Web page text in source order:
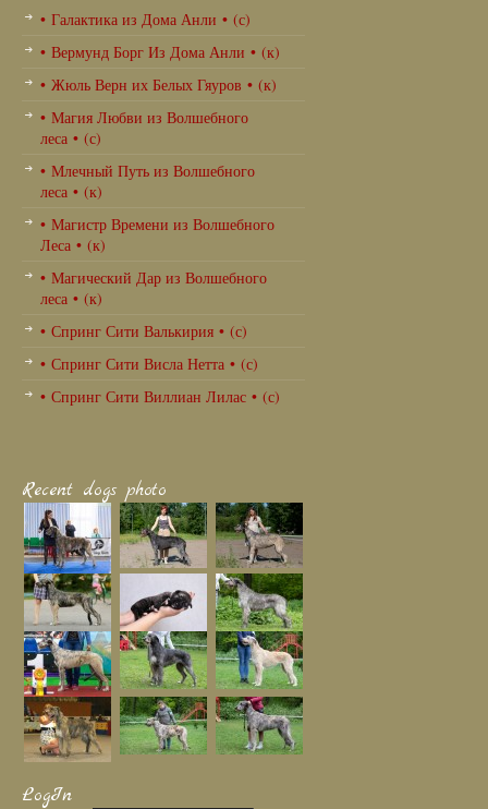
• Галактика из Дома Анли • (с)
• Вермунд Борг Из Дома Анли • (к)
• Жюль Верн их Белых Гяуров • (к)
• Магия Любви из Волшебного
леса • (с)
• Млечный Путь из Волшебного
леса • (к)
• Магистр Времени из Волшебного
Леса • (к)
• Магический Дар из Волшебного
леса • (к)
• Спринг Сити Валькирия • (с)
• Спринг Сити Висла Нетта • (с)
• Спринг Сити Виллиан Лилас • (с)
Recent dogs photo
LogIn